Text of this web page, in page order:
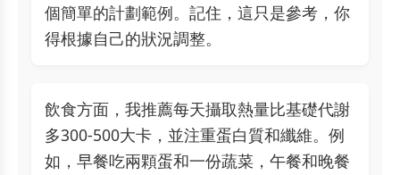
個簡單的計劃範例。記住，這只是參考，你
得根據自己的狀況調整。
飲食方面，我推薦每天攝取熱量比基礎代謝
多300-500大卡，並注重蛋白質和纖維。例
如，早餐吃兩顆蛋和一份蔬菜，午餐和晚餐